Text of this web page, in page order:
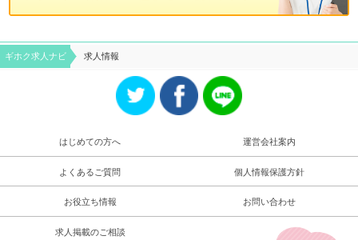
ギホク求⼈ナビ 求人情報
はじめての方へ 運営会社案内
よくあるご質問 個人情報保護方針
お役立ち情報 お問い合わせ
求人掲載のご相談